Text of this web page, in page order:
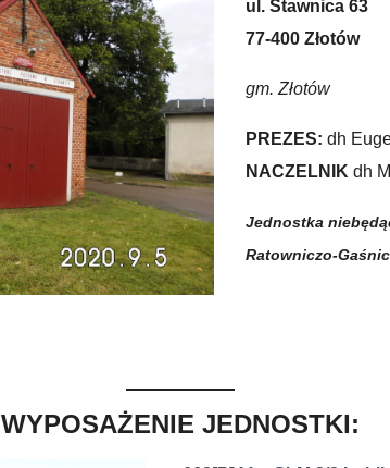
ul. Stawnica 63
77-400 Złotów
gm. Złotów
PREZES: dh
NACZELNIK dh
Jednostka
Ratowniczo-
WYPOSAŻENIE JEDNOSTKI: